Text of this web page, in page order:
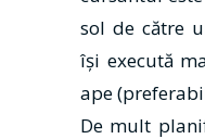
sol de către
îşi execută
ape
De mult